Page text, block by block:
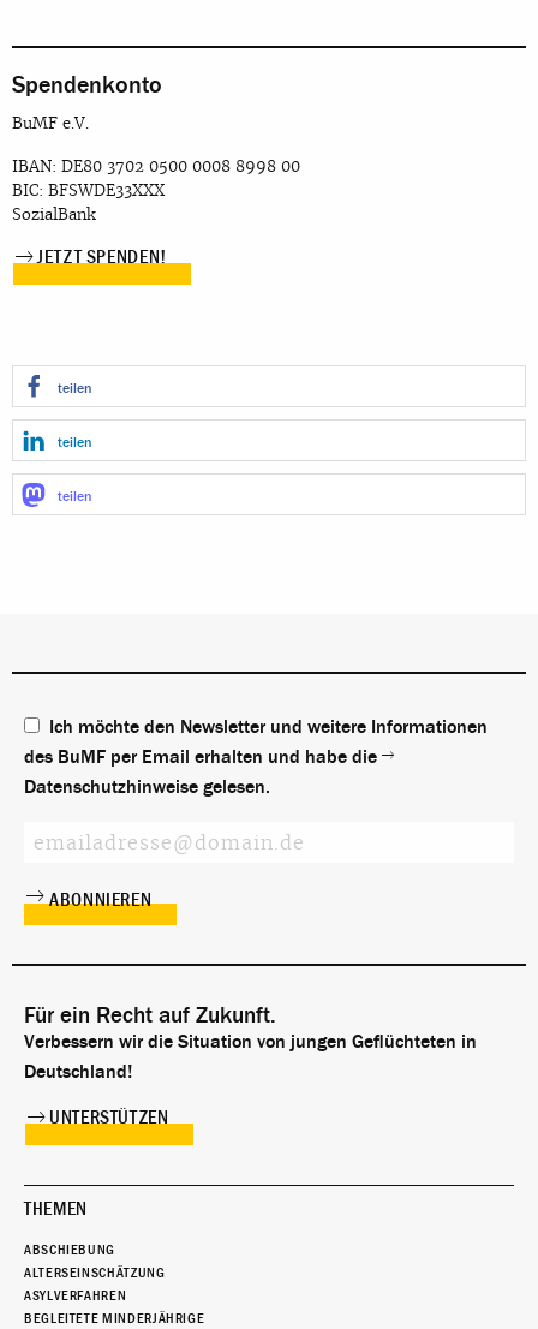
Spendenkonto
BuMF e.V.
IBAN: DE80 3702 0500 0008 8998 00
BIC: BFSWDE33XXX
SozialBank
JETZT SPENDEN!
teilen
teilen
teilen
Ich möchte den Newsletter und weitere Informationen
des BuMF per Email erhalten und habe die
Datenschutzhinweise gelesen.
Für ein Recht auf Zukunft.
Verbessern wir die Situation von jungen Geflüchteten in
Deutschland!
UNTERSTÜTZEN
THEMEN
ABSCHIEBUNG
ALTERSEINSCHÄTZUNG
ASYLVERFAHREN
BEGLEITETE MINDERJÄHRIGE